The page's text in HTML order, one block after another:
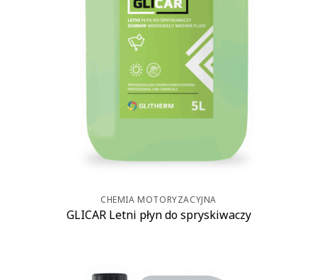
CHEMIA MOTORYZACYJNA
GLICAR Letni płyn do spryskiwaczy